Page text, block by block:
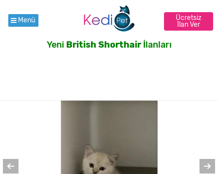
Menü
Ücretsiz
İlan Ver
Yeni British Shorthairİlanları